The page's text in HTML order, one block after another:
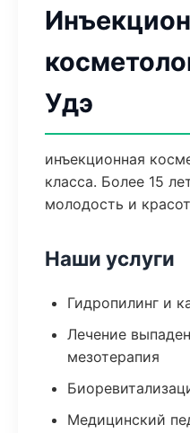
Удэ
инъекционная
класса. Более 15
молодость и
Наши услуги
Гидропилинг и
Лечение
мезотерапия
Медицинский